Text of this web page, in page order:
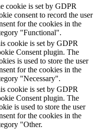
cookie is set by GDPR
consent to record the user
for the cookies in the
"Functional".
cookie is set by GDPR
Consent plugin. The
is used to store the user
for the cookies in the
"Necessary".
cookie is set by GDPR
Consent plugin. The
is used to store the user
for the cookies in the
"Other.